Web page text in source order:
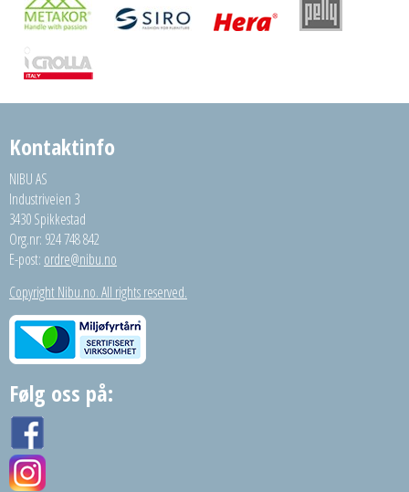
Kontaktinfo
NIBU AS
Industriveien 3
3430 Spikkestad
Org.nr: 924 748 842
E-post: ordre@nibu.no
Copyright Nibu.no. All rights reserved.
Følg oss på: